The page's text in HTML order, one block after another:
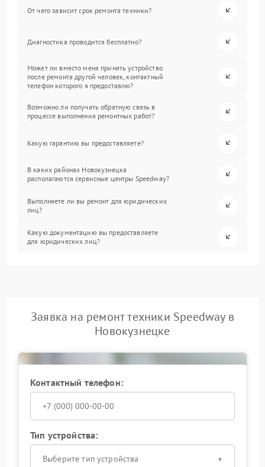
От чего зависит срок ремонта техники?
Диагностика проводится бесплатно?
Может ли вместо меня принять устройство
после ремонта другой человек, контактный
телефон которого я предоставлю?
Возможно ли получать обратную связь в
процессе выполнения ремонтных работ?
Какую гарантию вы предоставляете?
В каких районах Новокузнецка
располагаются сервисные центры Speedway?
Выполняете ли вы ремонт для юридических
лиц?
Какую документацию вы предоставляете
для юридических лиц?
Заявка на ремонт техники Speedway в
Новокузнецке
Контактный телефон:
Тип устройства:
Выберите тип устройства